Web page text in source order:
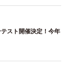
スト開催決定！今年